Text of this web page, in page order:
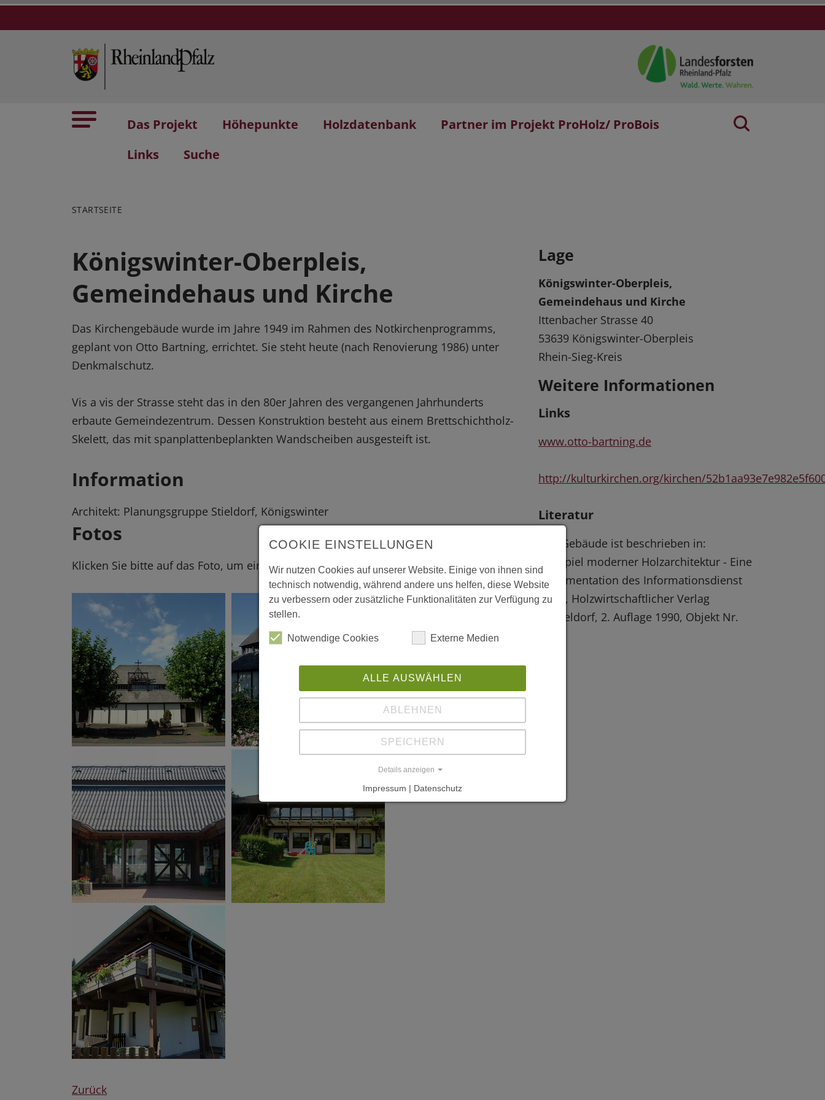
Das Projekt Höhepunkte Holzdatenbank
Partner im Projekt ProHolz/ ProBois
Links
Suche
STARTSEITE
Königswinter-Oberpleis,
Gemeindehaus und Kirche
Das Kirchengebäude wurde im Jahre 1949 im Rahmen des Notkirchenprogramms,
geplant von Otto Bartning, errichtet. Sie steht heute (nach Renovierung 1986) unter
Denkmalschutz.
Vis a vis der Strasse steht das in den 80er Jahren des vergangenen Jahrhunderts
erbaute Gemeindezentrum. Dessen Konstruktion besteht aus einem Brettschichtholz-
Skelett, das mit spanplattenbeplankten Wandscheiben ausgesteift ist.
Information
Architekt: Planungsgruppe Stieldorf, Königswinter
Fotos
Klicken Sie bitte auf das Foto, um eine vergrößerte Darstellung zu erhalten.
Zurück
Lage
Königswinter-Oberpleis,
Gemeindehaus und Kirche
Ittenbacher Strasse 40
53639 Königswinter-Oberpleis
Rhein-Sieg-Kreis
Weitere Informationen
Links
www.otto-bartning.de
http://kulturkirchen.org/kirchen/
Literatur
Das Gebäude ist beschrieben in:
"Beispiel moderner Holzarchitektur - Eine
Dokumentation des Informationsdienst
Holz", Holzwirtschaftlicher Verlag
Düsseldorf, 2. Auflage 1990, Objekt Nr.
COOKIE EINSTELLUNGEN
Wir nutzen Cookies auf unserer Website. Einige von ihnen sind
technisch notwendig, während andere uns helfen, diese Website
zu verbessern oder zusätzliche Funktionalitäten zur Verfügung zu
stellen.
Notwendige Cookies Externe Medien
ALLE AUSWÄHLEN
ABLEHNEN
SPEICHERN
Details anzeigen
Impressum | Datenschutz